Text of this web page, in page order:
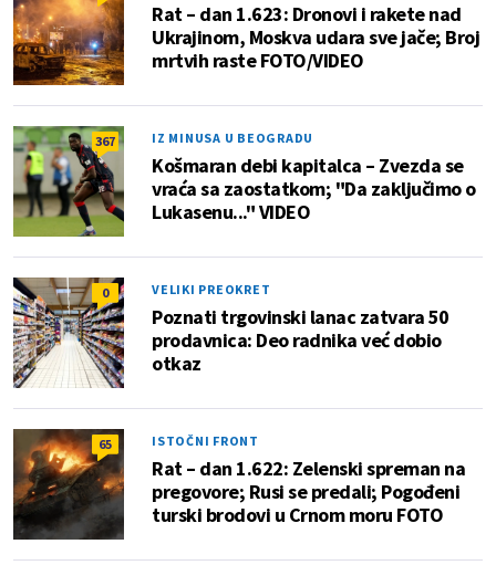
Rat – dan 1.623: Dronovi i rakete nad
Ukrajinom, Moskva udara sve jače; Broj
mrtvih raste FOTO/VIDEO
367 IZ MINUSA U BEOGRADU
Košmaran debi kapitalca – Zvezda se
vraća sa zaostatkom; "Da zaključimo o
Lukasenu..." VIDEO
0 VELIKI PREOKRET
Poznati trgovinski lanac zatvara 50
prodavnica: Deo radnika već dobio
otkaz
65 ISTOČNI FRONT
Rat – dan 1.622: Zelenski spreman na
pregovore; Rusi se predali; Pogođeni
turski brodovi u Crnom moru FOTO